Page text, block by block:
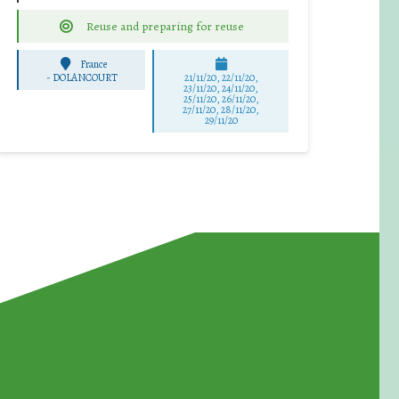
Reuse and preparing for reuse
France
- DOLANCOURT 21/11/20, 22/11/20,
23/11/20, 24/11/20,
25/11/20, 26/11/20,
27/11/20, 28/11/20,
29/11/20